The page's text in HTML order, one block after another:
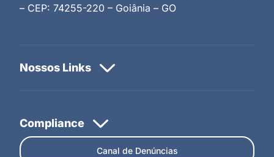
– CEP: 74255-220 – Goiânia – GO
Canal de Denúncias